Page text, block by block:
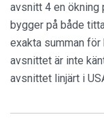
avsnitt 4 en ökning
bygger på både
exakta summan
avsnittet är inte
avsnittet linjärt i